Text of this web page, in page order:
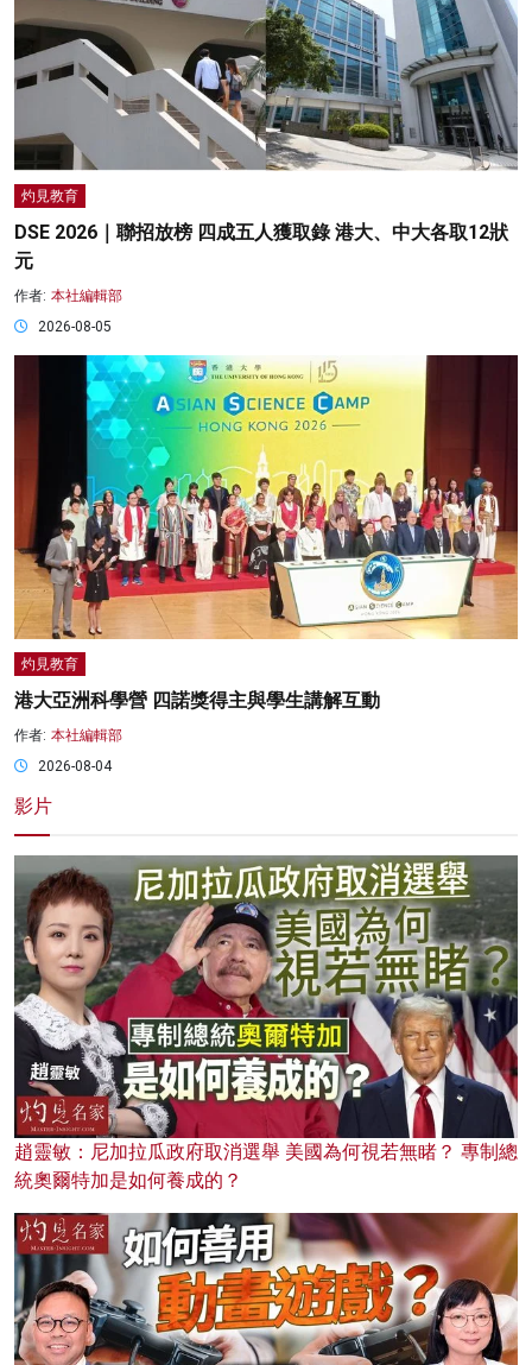
灼見教育
DSE 2026｜聯招放榜 四成五人獲取錄 港大、中大各取12狀
元
作者: 本社編輯部
2026-08-05
灼見教育
港大亞洲科學營 四諾獎得主與學生講解互動
作者: 本社編輯部
2026-08-04
影片
趙靈敏：尼加拉瓜政府取消選舉 美國為何視若無睹？ 專制總
統奧爾特加是如何養成的？